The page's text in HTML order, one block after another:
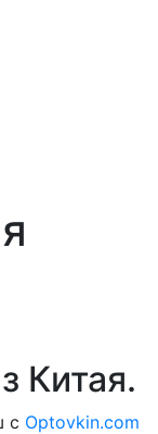
Китая.
с Optovkin.com